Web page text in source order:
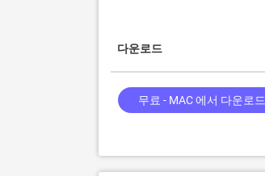
다운로드
무료 - MAC 에서 다운로드